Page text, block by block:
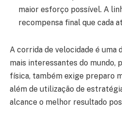
maior esforço possível. A
recompensa final que cada
A corrida de velocidade é uma
mais interessantes do mundo,
física, também exige preparo
além de utilização de
alcance o melhor resultado